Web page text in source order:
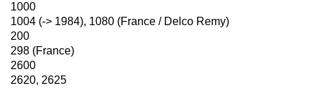
1000
1004 (-> 1984), 1080 (France / Delco Remy)
200
298 (France)
2600
2620, 2625